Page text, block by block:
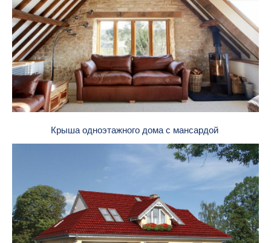
Крыша одноэтажного дома с мансардой